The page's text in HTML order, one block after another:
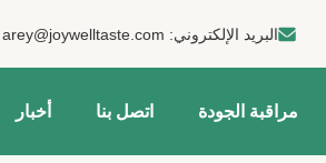
البريد الإلكتروني: arey@joywelltaste.com
مراقبة الجودة اتصل بنا أخبار